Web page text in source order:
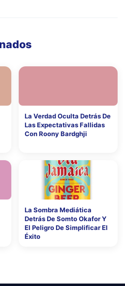
La Verdad Oculta Detrás De
Las Expectativas Fallidas
Con Roony Bardghji
La Sombra Mediática
Detrás De Somto Okafor Y
El Peligro De Simplificar El
Éxito